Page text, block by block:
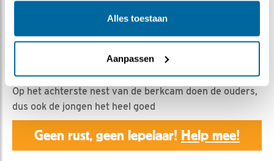
Alles toestaan
Aanpassen
Vijf en drie dagen oud
Nella | Geplaatst op 15 april 2019, 6:37 |
Op het achterste nest van de berkcam doen de ouders,
dus ook de jongen het heel goed
Geen rust, geen lepelaar! Help mee!